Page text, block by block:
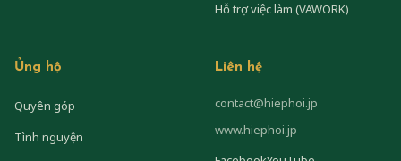
Hỗ trợ việc làm (VAWORK)
Ủng hộ
Quyên góp
Tình nguyện
Liên hệ
contact@hiephoi.jp
www.hiephoi.jp